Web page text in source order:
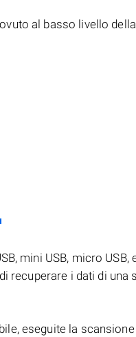
al basso livello della
mini USB, micro USB,
recuperare i dati di una
eseguite la